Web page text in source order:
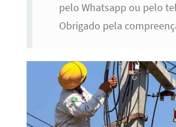
pelo Whatsapp ou pelo
Obrigado pela